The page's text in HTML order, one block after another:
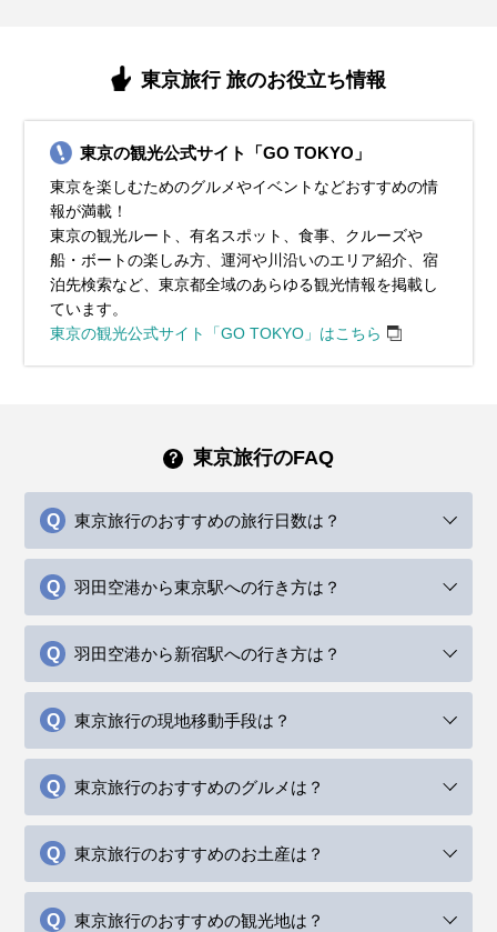
東京旅行 旅のお役立ち情報
東京の観光公式サイト「GO TOKYO」
東京を楽しむためのグルメやイベントなどおすすめの情
報が満載！
東京の観光ルート、有名スポット、食事、クルーズや
船・ボートの楽しみ方、運河や川沿いのエリア紹介、宿
泊先検索など、東京都全域のあらゆる観光情報を掲載し
ています。
東京の観光公式サイト「GO TOKYO」はこちら
東京旅行のFAQ
東京旅行のおすすめの旅行日数は？
羽田空港から東京駅への行き方は？
羽田空港から新宿駅への行き方は？
東京旅行の現地移動手段は？
東京旅行のおすすめのグルメは？
東京旅行のおすすめのお土産は？
東京旅行のおすすめの観光地は？